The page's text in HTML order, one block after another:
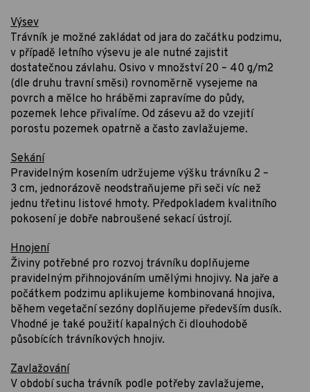
Výsev
Trávník je možné zakládat od jara do začátku podzimu,
v případě letního výsevu je ale nutné zajistit
dostatečnou závlahu. Osivo v množství 20 – 40 g/m2
(dle druhu travní směsi) rovnoměrně vysejeme na
povrch a mělce ho hráběmi zapravíme do půdy,
pozemek lehce přivalíme. Od zásevu až do vzejití
porostu pozemek opatrně a často zavlažujeme.
Sekání
Pravidelným kosením udržujeme výšku trávníku 2 –
3 cm, jednorázově neodstraňujeme při seči víc než
jednu třetinu listové hmoty. Předpokladem kvalitního
pokosení je dobře nabroušené sekací ústrojí.
Hnojení
Živiny potřebné pro rozvoj trávníku doplňujeme
pravidelným přihnojováním umělými hnojivy. Na jaře a
počátkem podzimu aplikujeme kombinovaná hnojiva,
během vegetační sezóny doplňujeme především dusík.
Vhodné je také použití kapalných či dlouhodobě
působících trávníkových hnojiv.
Zavlažování
V období sucha trávník podle potřeby zavlažujeme,